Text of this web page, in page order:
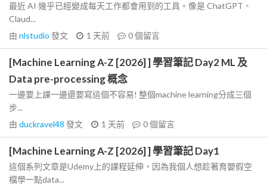
最近 AI 幾乎已經變成每天工作都會用到的工具。像是 ChatGPT、
Claud...
由 nlstudio 發文 1 天前 0個留言
[Machine Learning A-Z [2026] ] 學習筆記 Day2 ML 及
Data pre-processing 概念
一邊要上課一邊還要寫這個不容易! 整個machine learning分成三個
步...
由 duckravel48 發文 1 天前 0個留言
[Machine Learning A-Z [2026] ] 學習筆記 Day1
這個系列文章是Udemy上的課程延伸，因為我個人想趁著育嬰假空
檔學一點data...